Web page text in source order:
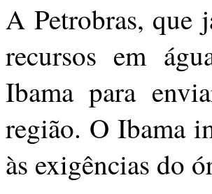
A Petrobras, que
recursos em
Ibama para
região. O Ibama
às exigências do